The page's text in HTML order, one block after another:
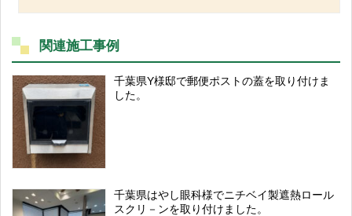
関連施工事例
千葉県Y様邸で郵便ポストの蓋を取り付けま
した。
千葉県はやし眼科様でニチベイ製遮熱ロール
スクリ－ンを取り付けました。